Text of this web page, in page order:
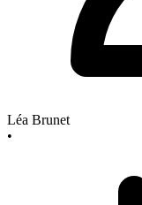
Léa Brunet
•